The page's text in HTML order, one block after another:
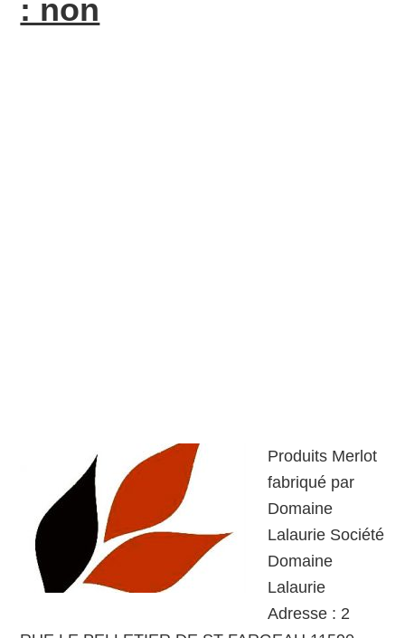
: non
Produits Merlot
fabriqué par
Domaine
Lalaurie Société
Domaine
Lalaurie
Adresse : 2